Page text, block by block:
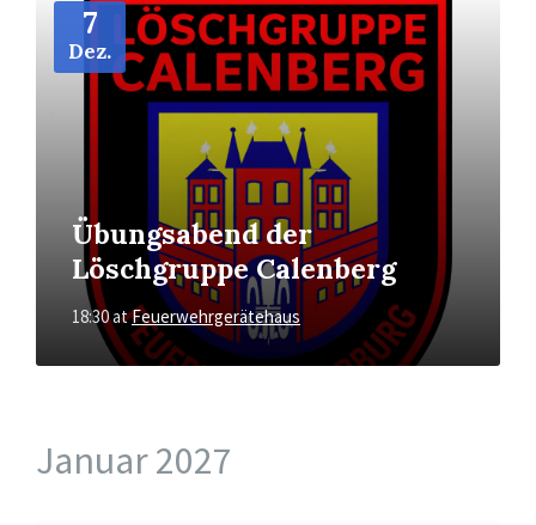
7
Dez.
Übungsabend der
Löschgruppe Calenberg
18:30atFeuerwehrgerätehaus
Januar 2027